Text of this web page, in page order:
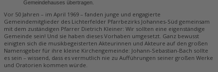
Vor 50 Jahren – im April 1969 – fanden junge und engagierte
Gemeindemitglieder des Lichterfelder Pfarrbezirks Johannes-Süd gemeinsam
mit dem zuständigen Pfarrer Dietrich Kleiner: Wir sollten eine eigenständige
Gemeinde sein! Und sie haben dieses Vorhaben umgesetzt. Ganz bewusst
einigten sich die musikbegeisterten Akteurinnen und Akteure auf den großen
Namensgeber für ihre kleine Kirchengemeinde: Johann-Sebastian-Bach sollte
es sein – wissend, dass es vermutlich nie zu Aufführungen seiner großen Werke
und Oratorien kommen würde.